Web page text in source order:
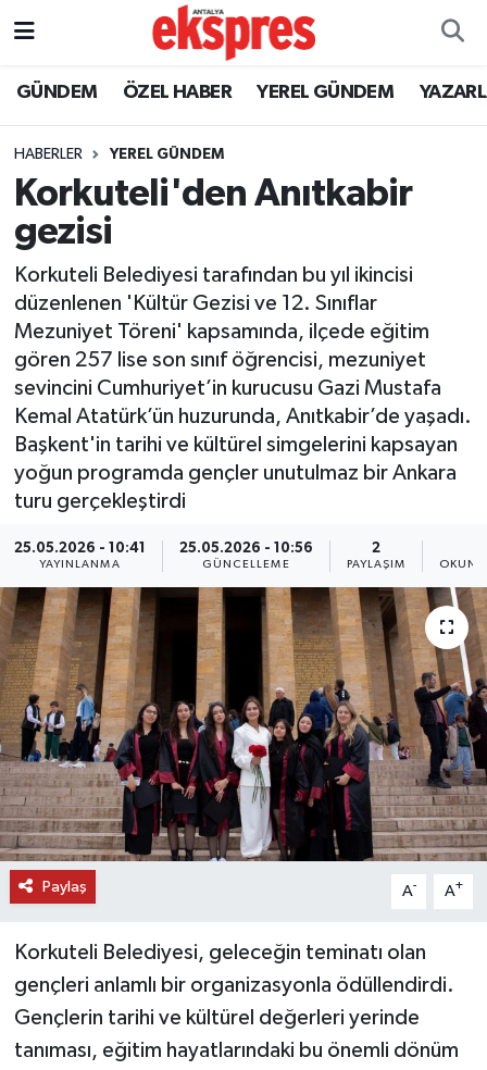
GÜNDEM ÖZEL HABER YEREL GÜNDEM
HABERLER YEREL GÜNDEM
Korkuteli'den Anıtkabir
gezisi
Korkuteli Belediyesi tarafından bu yıl ikincisi
düzenlenen 'Kültür Gezisi ve 12. Sınıflar
Mezuniyet Töreni' kapsamında, ilçede eğitim
gören 257 lise son sınıf öğrencisi, mezuniyet
sevincini Cumhuriyet’in kurucusu Gazi Mustafa
Kemal Atatürk’ün huzurunda, Anıtkabir’de yaşadı.
Başkent'in tarihi ve kültürel simgelerini kapsayan
yoğun programda gençler unutulmaz bir Ankara
turu gerçekleştirdi
25.05.2026 - 10:41
YAYINLANMA
25.05.2026 - 10:56
GÜNCELLEME
2
PAYLAŞIM
Paylaş A- A+
Korkuteli Belediyesi, geleceğin teminatı olan
gençleri anlamlı bir organizasyonla ödüllendirdi.
Gençlerin tarihi ve kültürel değerleri yerinde
tanıması, eğitim hayatlarındaki bu önemli dönüm
ÖZEL HABER
YEREL GÜNDEM
EKONOMİ
KÜLTÜR - SANAT
SPOR
SİYASET
SAĞLIK
TURİZM
RÖPORTAJ
VİDEO HABERLER
YAZARLAR
RESMİ İLAN
Nöbetçi Eczaneler
Trafik Durumu
Süper Lig Puan Durumu ve Fikstür
Tüm Manşetler
Son Dakika Haberleri
Haber Arşivi